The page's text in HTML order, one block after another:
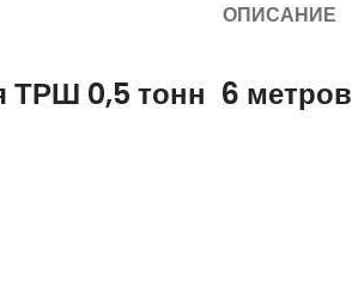
ОПИСАНИЕ
ТРШ 0,5 тонн 6 метров